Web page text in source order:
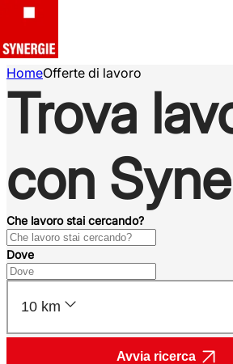
HomeOfferte di lavoro
Trova
con
Che lavoro stai cercando?
Dove
10 km
Avvia ricerca